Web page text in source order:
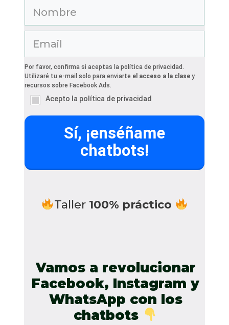
Por favor, confirma si aceptas la política de privacidad.
Utilizaré tu e-mail solo para enviarte el acceso a la clase y
recursos sobre Facebook Ads.
Acepto la política de privacidad
Sí, ¡enséñame
chatbots!
Taller 100% práctico
Vamos a revolucionar
Facebook, Instagram y
WhatsApp con los
chatbots